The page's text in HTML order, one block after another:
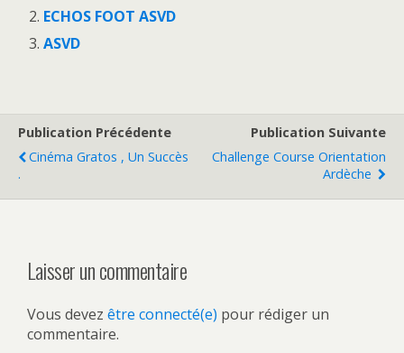
ECHOS FOOT ASVD
ASVD
Publication Précédente
Cinéma Gratos , Un Succès
.
Publication Suivante
Challenge Course Orientation
Ardèche
Laisser un commentaire
Vous devez être connecté(e) pour rédiger un
commentaire.